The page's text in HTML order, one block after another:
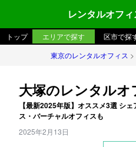
レンタルオフ
トップ エリアで探す 区市で探
東京のレンタルオフィス
大塚のレンタルオ
【最新2025年版】オススメ3選 シ
ス・バーチャルオフィスも
2025年2月13日